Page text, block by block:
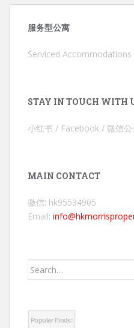
服务型公寓
Serviced Accommodations
STAY IN TOUCH WITH
小红书 / Facebook / 微信
MAIN CONTACT
微信: hk95534905
Email:
Search
Popular Finds: